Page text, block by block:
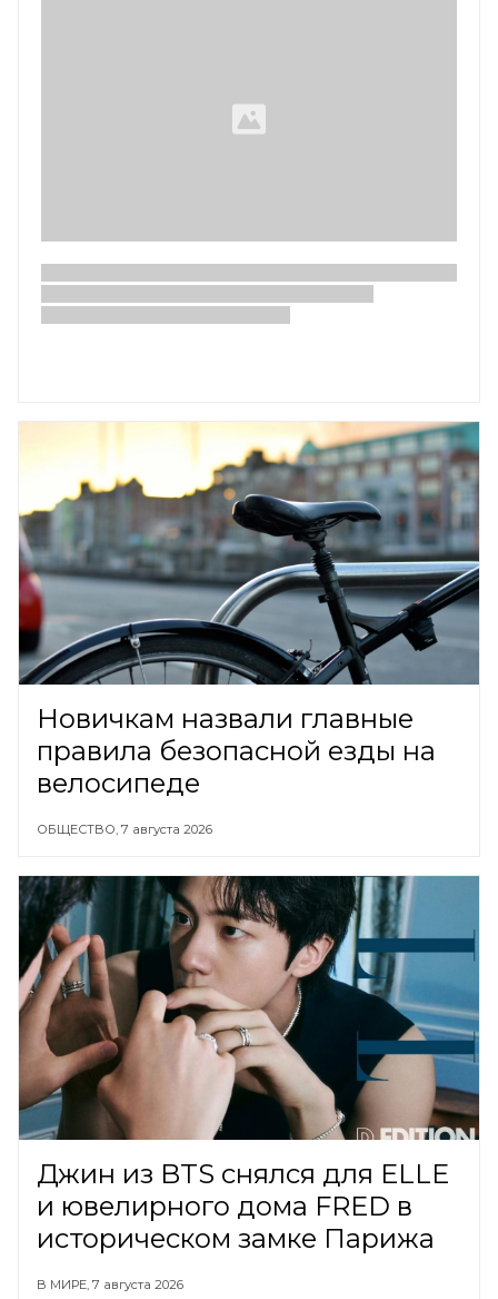
Новичкам назвали главные
правила безопасной езды на
велосипеде
ОБЩЕСТВО, 7 августа 2026
Джин из BTS снялся для ELLE
и ювелирного дома FRED в
историческом замке Парижа
В МИРЕ, 7 августа 2026